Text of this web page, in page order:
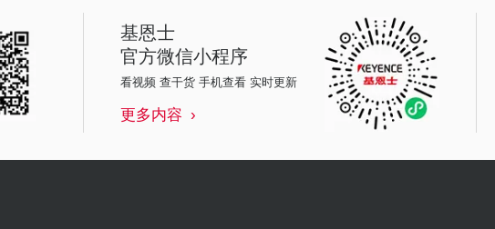
基恩士
官方微信小程序
看视频 查干货 手机查看 实时更新
更多内容